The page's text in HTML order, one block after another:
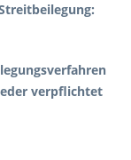
verpflichtet